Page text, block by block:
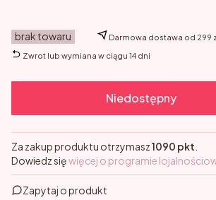
brak towaru
Darmowa dostawa od 299
Zwrot lub wymiana w ciągu 14 dni
Niedostępny
Za zakup produktu otrzymasz1090 pkt
Dowiedz sięwięcej o programie
Zapytaj o produkt